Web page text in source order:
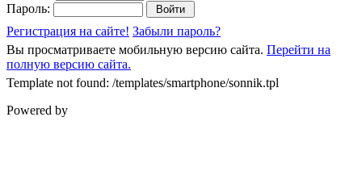
Пароль:
Регистрация на сайте! Забыли пароль?
Вы просматриваете мобильную версию сайта. Перейти на
полную версию сайта.
Template not found: /templates/smartphone/sonnik.tpl
Powered by